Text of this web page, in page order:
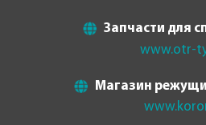
Запчасти для
www.otr-
Магазин